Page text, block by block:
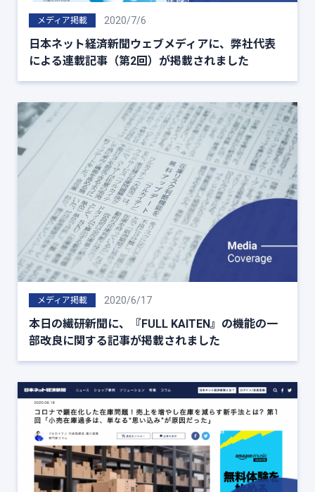
メディア掲載 2020/7/6
日本ネット経済新聞ウェブメディアに、弊社代表
による連載記事（第2回）が掲載されました
メディア掲載 2020/6/17
本日の繊研新聞に、『FULL KAITEN』の機能の一
部改良に関する記事が掲載されました